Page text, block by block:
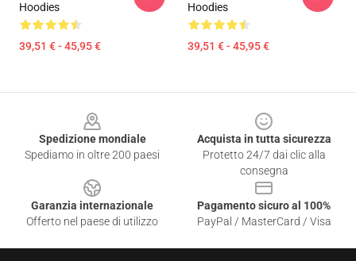
Hoodies
39,51 € - 45,95 €
Hoodies
39,51 € - 45,95 €
Spedizione mondiale
Spediamo in oltre 200 paesi
Acquista in tutta sicurezza
Protetto 24/7 dai clic alla
consegna
Garanzia internazionale
Offerto nel paese di utilizzo
Pagamento sicuro al 100%
PayPal / MasterCard / Visa